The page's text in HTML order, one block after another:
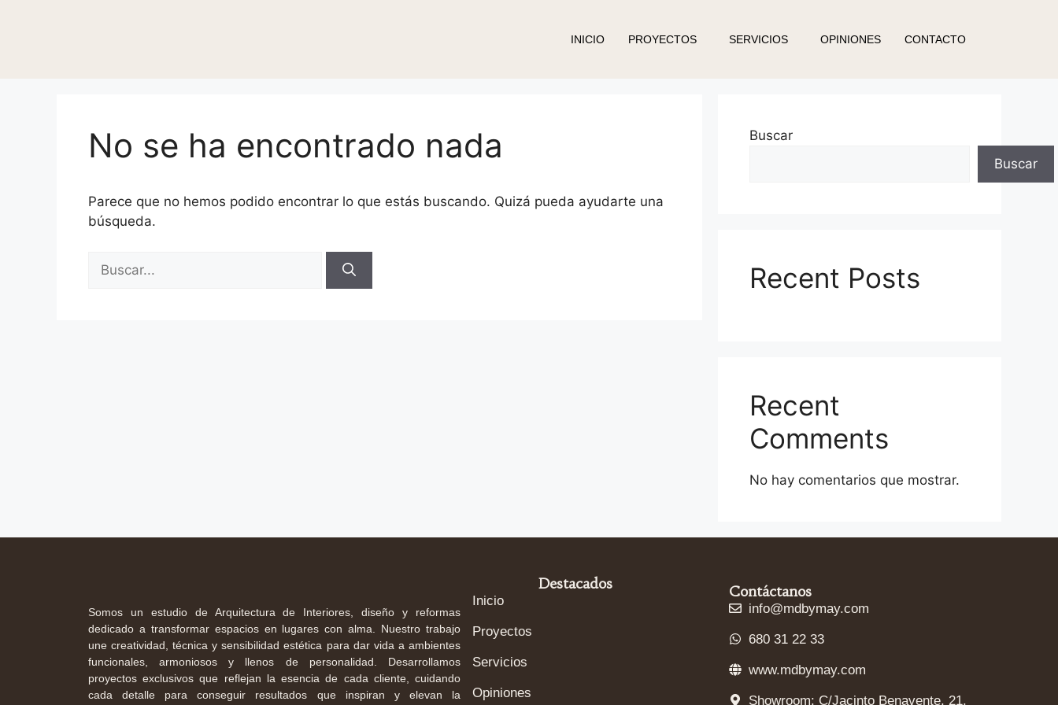
INICIO PROYECTOS SERVICIOS OPINIONES CONTACTO
No se ha encontrado nada
Parece que no hemos podido encontrar lo que estás buscando. Quizá pueda ayudarte una
búsqueda.
Buscar
Buscar
Recent Posts
Recent
Comments
No hay comentarios que mostrar.
Somos un estudio de Arquitectura de Interiores, diseño y reformas
dedicado a transformar espacios en lugares con alma. Nuestro trabajo
une creatividad, técnica y sensibilidad estética para dar vida a ambientes
funcionales, armoniosos y llenos de personalidad. Desarrollamos
proyectos exclusivos que reflejan la esencia de cada cliente, cuidando
cada detalle para conseguir resultados que inspiran y elevan la
Destacados
Inicio
Proyectos
Servicios
Opiniones
Contáctanos
info@mdbymay.com
680 31 22 33
www.mdbymay.com
Showroom: C/Jacinto Benavente, 21,